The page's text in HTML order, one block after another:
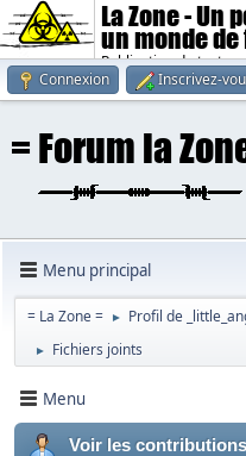
La Zone - Un
un monde
Publication de textes
Connexion
Inscrivez-
Menu principal
= La Zone = ► Profil de
► Fichiers joints
Menu
Voir les contributions